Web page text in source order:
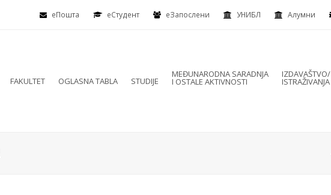
еПошта eСтудент еЗапослени УНИБЛ Алумни
FAKULTET OGLASNA TABLA STUDIJE
MEĐUNARODNA SARADNJA
I OSTALE AKTIVNOSTI
IZDAVAŠTVO/
ISTRAŽIVANJA